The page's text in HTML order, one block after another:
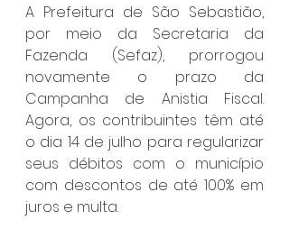
A Prefeitura de São Sebastião,
por meio da Secretaria da
Fazenda (Sefaz), prorrogou
novamente o prazo da
Campanha de Anistia Fiscal.
Agora, os contribuintes têm até
o dia 14 de julho para regularizar
seus débitos com o município
com descontos de até 100% em
juros e multa.